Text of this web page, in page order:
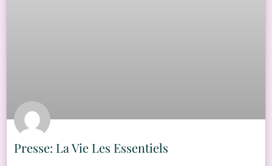
Presse: La Vie Les Essentiels